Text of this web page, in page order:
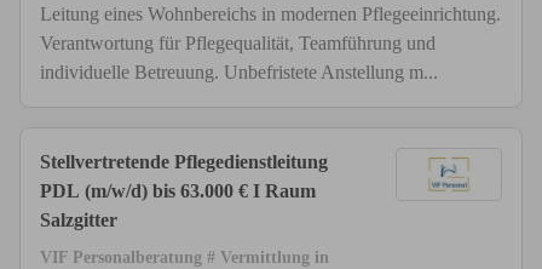
Leitung eines Wohnbereichs in modernen Pflegeeinrichtung.
Verantwortung für Pflegequalität, Teamführung und
individuelle Betreuung. Unbefristete Anstellung m...
Stellvertretende Pflegedienstleitung
PDL (m/w/d) bis 63.000 € I Raum
Salzgitter
VIF Personalberatung # Vermittlung in